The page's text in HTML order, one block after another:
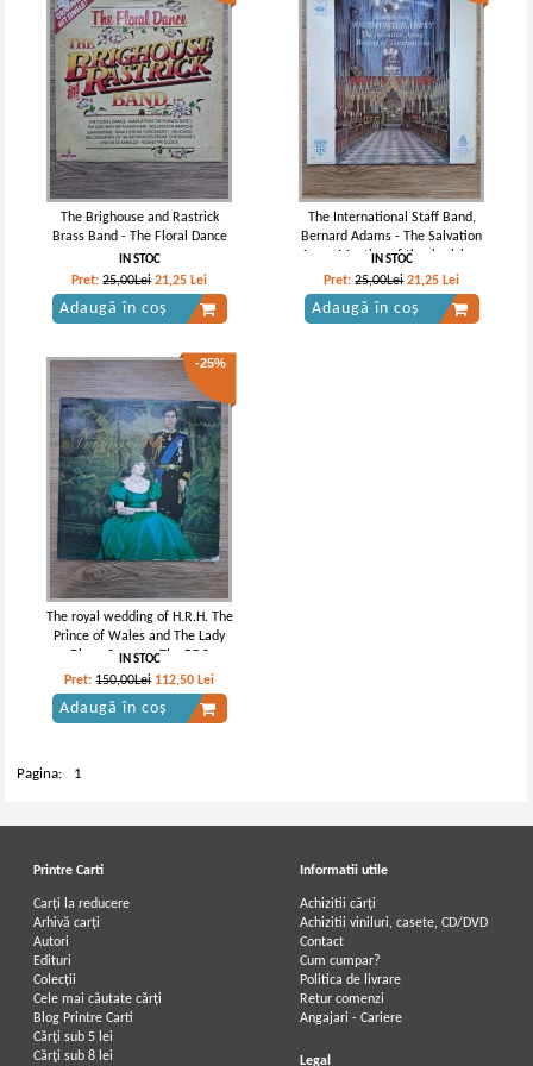
The Brighouse and Rastrick
Brass Band - The Floral Dance
IN STOC
Pret:25,00Lei 21,25 Lei
Adaugă în coș
The International Staff Band,
Bernard Adams - The Salvation
Army. Meeting of thanksgiving.
Westminster Abbey
IN STOC
Pret:25,00Lei 21,25 Lei
Adaugă în coș
-25%
The royal wedding of H.R.H. The
Prince of Wales and The Lady
Diana Spencer. The BBC
recording from St. Paul's
Cathedral on 29th July 1981
IN STOC
Pret:150,00Lei 112,50 Lei
Adaugă în coș
Pagina: 1
Printre Carti
Carți la reducere
Arhivă carți
Autori
Edituri
Colecții
Cele mai căutate cărți
Blog Printre Carti
Cărţi sub 5 lei
Cărţi sub 8 lei
Informatii utile
Achizitii cărți
Achizitii viniluri, casete, CD/DVD
Contact
Cum cumpar?
Politica de livrare
Retur comenzi
Angajari - Cariere
Legal